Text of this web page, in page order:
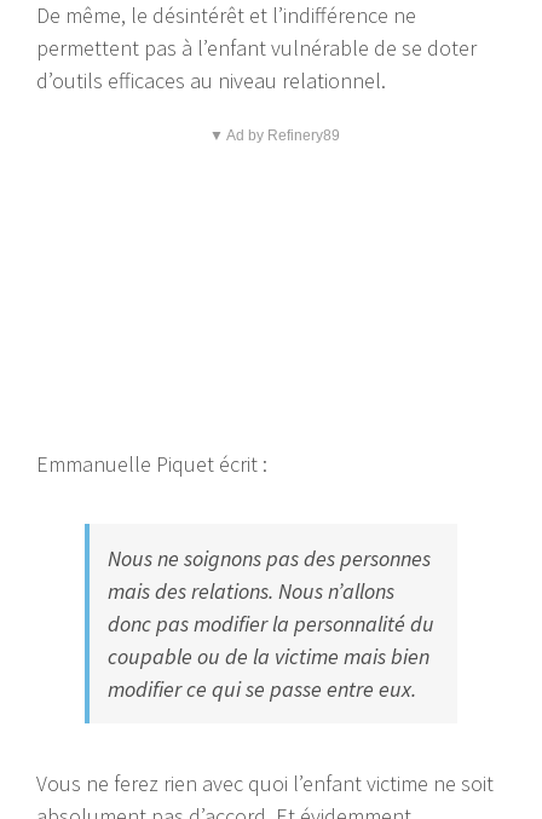
De même, le désintérêt et l’indifférence ne
permettent pas à l’enfant vulnérable de se doter
d’outils efficaces au niveau relationnel.
▼ Ad by Refinery89
Emmanuelle Piquet écrit :
Nous ne soignons pas des personnes
mais des relations. Nous n’allons
donc pas modifier la personnalité du
coupable ou de la victime mais bien
modifier ce qui se passe entre eux.
Vous ne ferez rien avec quoi l’enfant victime ne soit